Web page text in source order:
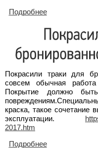
Подробнеео Toyota на
Camry.
Покрасили траки для
совсем обычная
Покрытие должно
краска, такое
эксплуатации.
2017.htm
Подробнеео Покрасили